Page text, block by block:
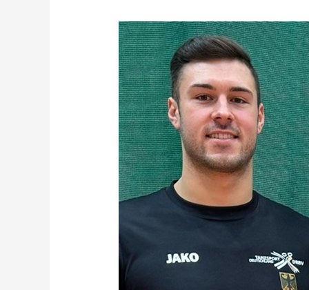
Kunst/
Ellmers
1.
World
Cup
in
der
Main
Class
Freestyle
in